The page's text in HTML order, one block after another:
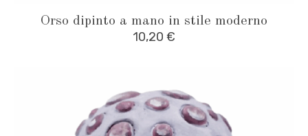
Orso dipinto a mano in stile moderno
10,20 €